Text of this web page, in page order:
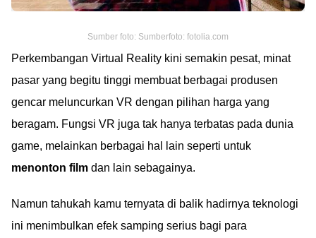
Sumber foto: Sumberfoto: fotolia.com
Perkembangan Virtual Reality kini semakin pesat, minat
pasar yang begitu tinggi membuat berbagai produsen
gencar meluncurkan VR dengan pilihan harga yang
beragam. Fungsi VR juga tak hanya terbatas pada dunia
game, melainkan berbagai hal lain seperti untuk
menonton film dan lain sebagainya.
Namun tahukah kamu ternyata di balik hadirnya teknologi
ini menimbulkan efek samping serius bagi para